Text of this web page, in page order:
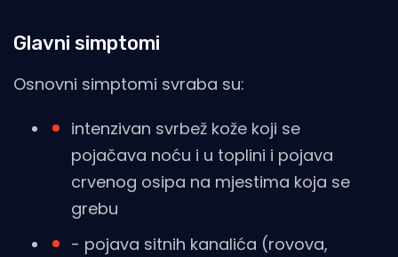
Glavni simptomi
Osnovni simptomi svraba su:
intenzivan svrbež kože koji se
pojačava noću i u toplini i pojava
crvenog osipa na mjestima koja se
grebu
- pojava sitnih kanalića (rovova,